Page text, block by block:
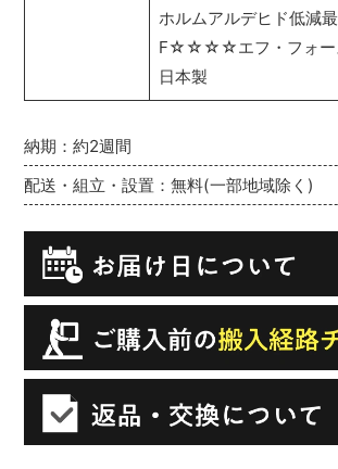
納期：約2週間
配送・組立・設置：無料(一部地域除く)
ホルムアルデヒド低減
F☆☆☆☆エフ・フォー
日本製